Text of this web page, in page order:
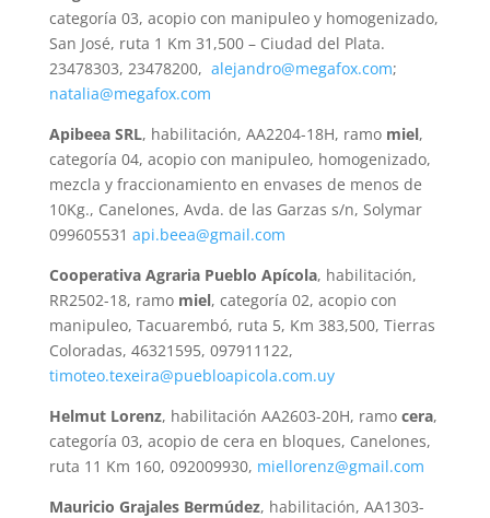
categoría 03, acopio con manipuleo y homogenizado,
San José, ruta 1 Km 31,500 – Ciudad del Plata.
23478303, 23478200, alejandro@megafox.com;
natalia@megafox.com
Apibeea SRL, habilitación, AA2204-18H, ramo miel,
categoría 04, acopio con manipuleo, homogenizado,
mezcla y fraccionamiento en envases de menos de
10Kg., Canelones, Avda. de las Garzas s/n, Solymar
099605531 api.beea@gmail.com
Cooperativa Agraria Pueblo Apícola, habilitación,
RR2502-18, ramo miel, categoría 02, acopio con
manipuleo, Tacuarembó, ruta 5, Km 383,500, Tierras
Coloradas, 46321595, 097911122,
timoteo.texeira@puebloapicola.com.uy
Helmut Lorenz, habilitación AA2603-20H, ramo cera,
categoría 03, acopio de cera en bloques, Canelones,
ruta 11 Km 160, 092009930, miellorenz@gmail.com
Mauricio Grajales Bermúdez, habilitación, AA1303-